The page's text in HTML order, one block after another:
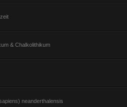
& Chalkolithikum
neanderthalensis